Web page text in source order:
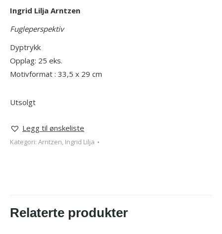
Ingrid Lilja Arntzen
Fugleperspektiv
Dyptrykk
Opplag: 25 eks.
Motivformat : 33,5 x 29 cm
Utsolgt
Legg til ønskeliste
Kategori: Arntzen, Ingrid Lilja
Relaterte produkter